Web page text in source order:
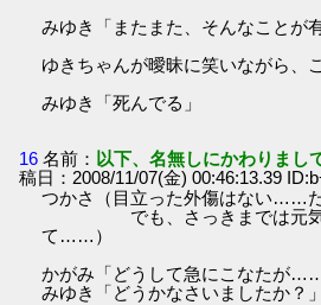
みゆき「またまた、そんなことが
ゆきちゃんが曖昧に笑いながら、
みゆき「死んでる」
16 名前： 以下、名無しにかわりまし
稿日：2008/11/07(金) 00:46:13.39
つかさ（目立った外傷はない……
でも、さっきまでは元気だ
て……）
かがみ「どうして急にこなたが……
みゆき「どうかなさいましたか？」